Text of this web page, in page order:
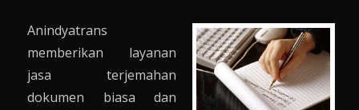
Anindyatrans
memberikan layanan
jasa terjemahan
dokumen biasa dan